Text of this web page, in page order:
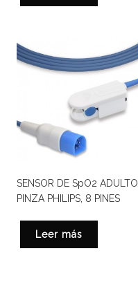
SENSOR DE SpO2 ADULTO
PINZA PHILIPS, 8 PINES
Leer más